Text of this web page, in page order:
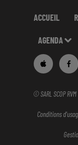
ACCUEIL
AGENDA
© SARL SCOP
Conditions